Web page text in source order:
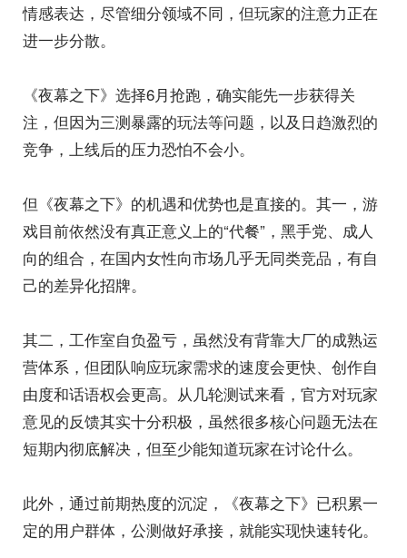
情感表达，尽管细分领域不同，但玩家的注意力正在
进一步分散。
《夜幕之下》选择6月抢跑，确实能先一步获得关
注，但因为三测暴露的玩法等问题，以及日趋激烈的
竞争，上线后的压力恐怕不会小。
但《夜幕之下》的机遇和优势也是直接的。其一，游
戏目前依然没有真正意义上的“代餐”，黑手党、成人
向的组合，在国内女性向市场几乎无同类竞品，有自
己的差异化招牌。
其二，工作室自负盈亏，虽然没有背靠大厂的成熟运
营体系，但团队响应玩家需求的速度会更快、创作自
由度和话语权会更高。从几轮测试来看，官方对玩家
意见的反馈其实十分积极，虽然很多核心问题无法在
短期内彻底解决，但至少能知道玩家在讨论什么。
此外，通过前期热度的沉淀，《夜幕之下》已积累一
定的用户群体，公测做好承接，就能实现快速转化。